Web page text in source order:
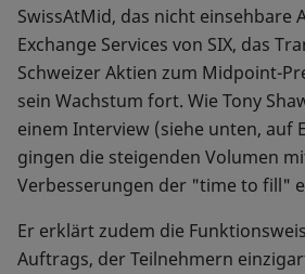
SwissAtMid, das nicht einsehbare
Exchange Services von SIX, das
Schweizer Aktien zum Midpoint-
sein Wachstum fort. Wie Tony
einem Interview (siehe unten, auf
gingen die steigenden Volumen
Verbesserungen der "time to fill"
Er erklärt zudem die
Auftrags, der Teilnehmern